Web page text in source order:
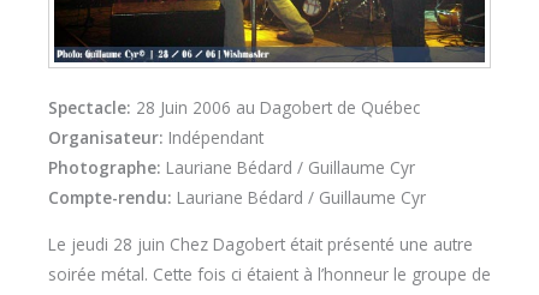
Spectacle: 28 Juin 2006 au Dagobert de Québec
Organisateur: Indépendant
Photographe: Lauriane Bédard / Guillaume Cyr
Compte-rendu: Lauriane Bédard / Guillaume Cyr
Le jeudi 28 juin Chez Dagobert était présenté une autre
soirée métal. Cette fois ci étaient à l’honneur le groupe de